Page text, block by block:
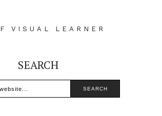
VISUAL LEARNER
SEARCH